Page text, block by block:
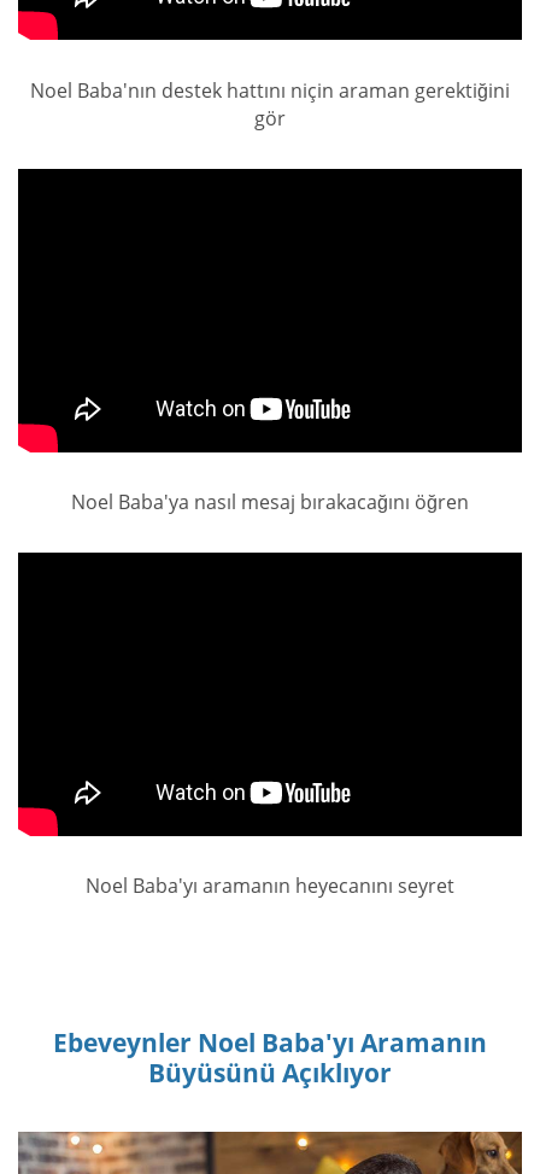
Noel Baba'nın destek hattını niçin araman gerektiğini
gör
Noel Baba'ya nasıl mesaj bırakacağını öğren
Noel Baba'yı aramanın heyecanını seyret
Ebeveynler Noel Baba'yı Aramanın
Büyüsünü Açıklıyor